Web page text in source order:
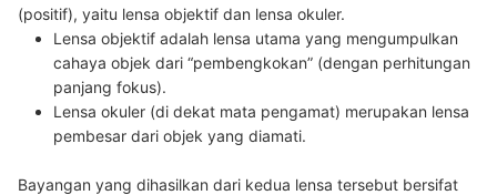
(positif), yaitu lensa objektif dan lensa okuler.
Lensa objektif adalah lensa utama yang mengumpulkan
cahaya objek dari “pembengkokan” (dengan perhitungan
panjang fokus).
Lensa okuler (di dekat mata pengamat) merupakan lensa
pembesar dari objek yang diamati.
Bayangan yang dihasilkan dari kedua lensa tersebut bersifat